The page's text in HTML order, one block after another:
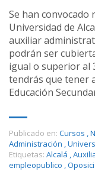
Se han convocado
Universidad de
auxiliar
podrán ser
igual o superior al
tendrás que tener
Educación
Publicado en: Cursos ,
Administración ,
Etiquetas: Alcalá ,
empleopublico ,